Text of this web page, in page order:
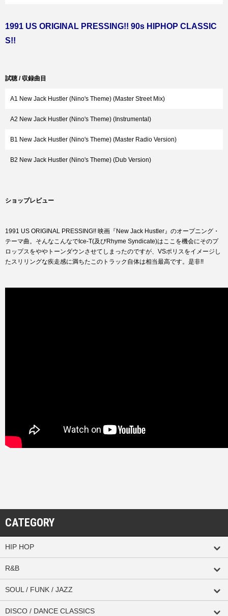
1991 US ORIGINAL PRESSING!! 90s HIPHOP CLASSIC
S!!
試聴 / 収録曲目
A1 New Jack Hustler (Nino's Theme) (Master Street Mix)
A2 New Jack Hustler (Nino's Theme) (Instrumental)
B1 New Jack Hustler (Nino's Theme) (Master Radio Version)
B2 New Jack Hustler (Nino's Theme) (Dub Version)
ショップレビュー
1991 US ORIGINAL PRESSING!! 映画『New Jack Hustler』のオープニング・
テーマ曲。そんなこんなでIce-T(及びRhyme Syndicate)はここを機会にそのプ
ロップスをややトーンダウンさせてしまったのですが、VSポリスをイメージし
たスリリングな疾走感に満ちたこのトラック自体は相当最高です。是非!!
CATEGORY
HIP HOP
R&B
SOUL / FUNK / JAZZ
DISCO / DANCE CLASSICS